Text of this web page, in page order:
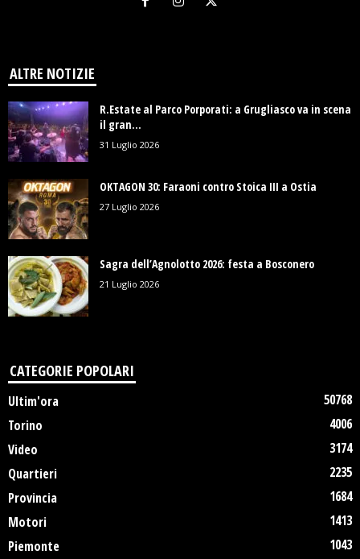
ALTRE NOTIZIE
R.Estate al Parco Porporati: a Grugliasco va in scena
il gran...
31 Luglio 2026
OKTAGON 30: Faraoni contro Stoica III a Ostia
27 Luglio 2026
Sagra dell’Agnolotto 2026: festa a Bosconero
21 Luglio 2026
CATEGORIE POPOLARI
Ultim'ora
50768
Torino
4006
Video
3174
Quartieri
2235
Provincia
1684
Motori
1413
Piemonte
1043